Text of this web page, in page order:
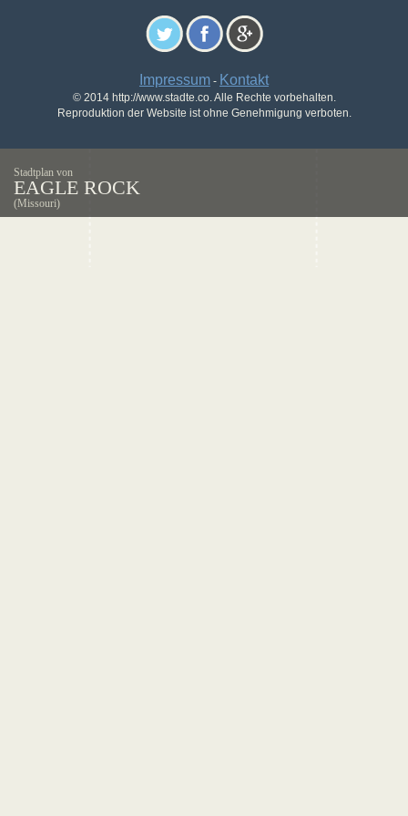
Impressum - Kontakt
© 2014 http://www.stadte.co. Alle Rechte vorbehalten.
Reproduktion der Website ist ohne Genehmigung verboten.
Stadtplan von
EAGLE ROCK
(Missouri)